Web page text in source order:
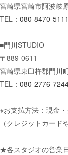
宮崎県宮崎市阿波
TEL： 080-8470-5111
■門川STUDIO
〒889-0611
宮崎県東臼杵郡門川
TEL： 080-2776-7244
※お支払方法：現金
（クレジットカード
★各スタジオの営業